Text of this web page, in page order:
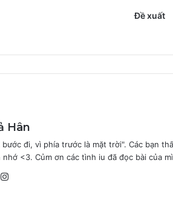
Đề xuất
Lovable Pro 3 Tháng Miễn Phí
Hân
bước đi, vì phía trước là mặt trời". Các bạn
nhớ <3. Củm ơn các tình iu đã đọc bài của
Facebook